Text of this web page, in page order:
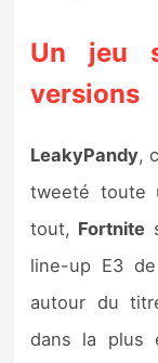
Un jeu
versions
LeakyPandy,
tweeté toute
tout, Fortnite
line-up E3 de
autour du
dans la plus